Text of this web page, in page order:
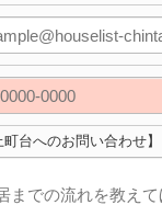
町台へのお問い合わせ】